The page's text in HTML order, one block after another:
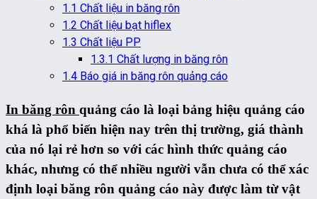
1.1 Chất liệu in băng rôn
1.2 Chất liệu bạt hiflex
1.3 Chất liệu PP
1.3.1 Chất lượng in băng rôn
1.4 Báo giá in băng rôn quảng cáo
In băng rôn quảng cáo là loại bảng hiệu quảng cáo
khá là phổ biến hiện nay trên thị trường, giá thành
của nó lại rẻ hơn so với các hình thức quảng cáo
khác, nhưng có thể nhiều người vẫn chưa có thể xác
định loại băng rôn quảng cáo này được làm từ vật